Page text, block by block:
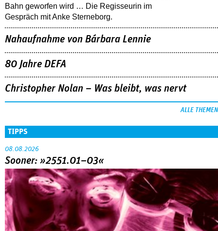
Bahn geworfen wird … Die Regisseurin im
Gespräch mit Anke Sterneborg.
Nahaufnahme von Bárbara Lennie
80 Jahre DEFA
Christopher Nolan – Was bleibt, was nervt
ALLE THEMEN
TIPPS
08.08.2026
Sooner: »2551.01–03«